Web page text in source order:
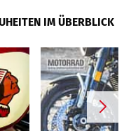
IM ÜBERBLICK